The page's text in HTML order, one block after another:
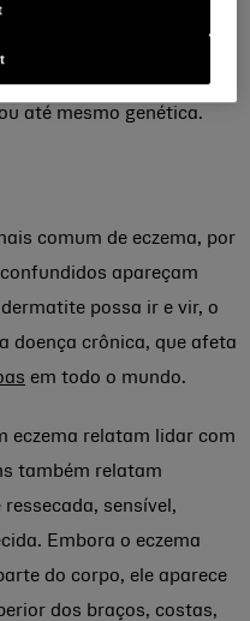
dermatite
possa ser causada
até mesmo genética.
comum de eczema, por
apareçam
possa ir e vir, o
doença crônica, que afeta
em todo o mundo.
eczema relatam lidar com
também relatam
sensível,
Embora o eczema
do corpo, ele aparece
dos braços, costas,